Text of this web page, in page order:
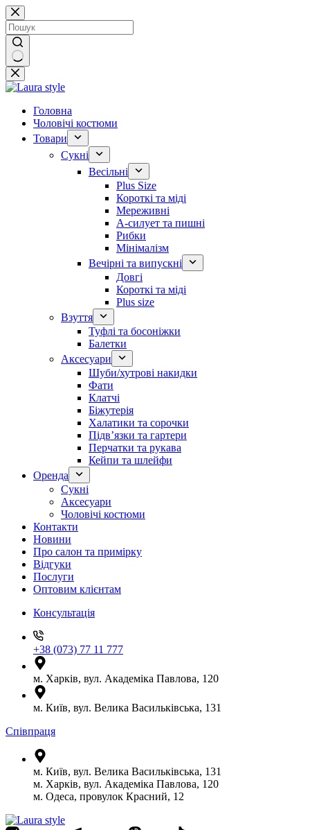
Перейти
до
вмісту
Немає
результатів
Головна
Чоловічі костюми
Товари
Сукні
Весільні
Plus Size
Короткі та міді
Мереживні
А-силует та пишні
Рибки
Мінімалізм
Вечірні та випускні
Довгі
Короткі та міді
Plus size
Взуття
Туфлі та босоніжки
Балетки
Аксесуари
Шуби/хутрові накидки
Фати
Клатчі
Біжутерія
Халатики та сорочки
Підвʼязки та гартери
Перчатки та рукава
Кейпи та шлейфи
Оренда
Сукні
Аксесуари
Чоловічі костюми
Контакти
Новини
Про салон та примірку
Відгуки
Послуги
Оптовим клієнтам
Консультація
+38 (073) 77 11 777
м. Харків, вул. Академіка Павлова, 120
м. Київ, вул. Велика Васильківська, 131
Співпраця
м. Київ, вул. Велика Васильківська, 131
м. Харків, вул. Академіка Павлова, 120
м. Одеса, провулок Красний, 12